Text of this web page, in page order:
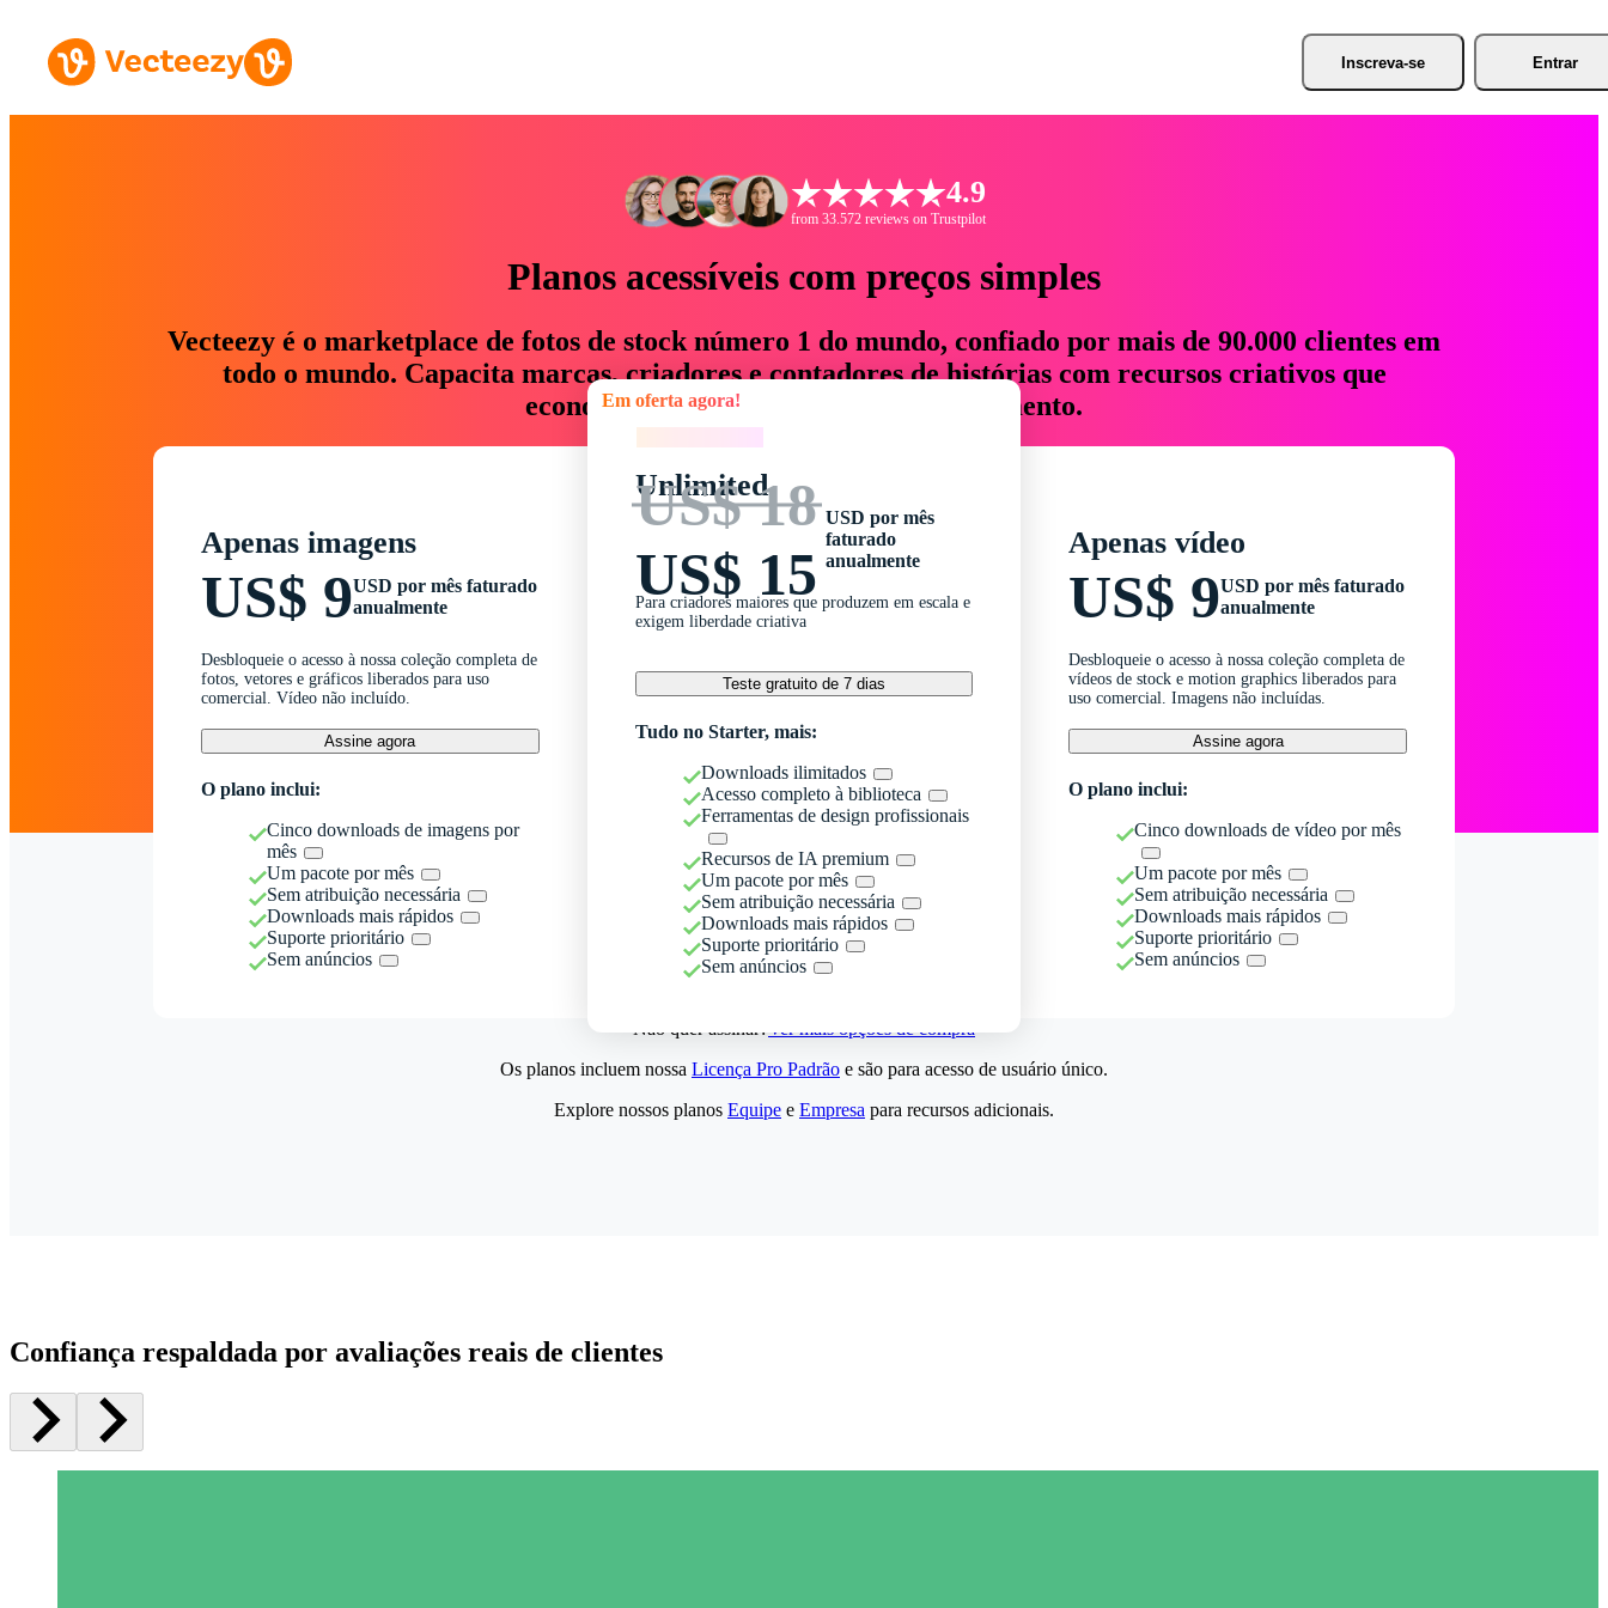
Inscreva-se Entrar
4.9
from 33.572 reviews on Trustpilot
Planos acessíveis com preços simples
Vecteezy é o marketplace de fotos de stock número 1 do mundo, confiado por mais de 90.000 clientes em
todo o mundo. Capacita marcas, criadores e contadores de histórias com recursos criativos que
economizam até 76% em tempo e orçamento.
Apenas imagens
US$ 9USD por mês faturado
anualmente
Desbloqueie o acesso à nossa coleção completa de
fotos, vetores e gráficos liberados para uso
comercial. Vídeo não incluído.
Assine agora
O plano inclui:
Cinco downloads de imagens por
mês
Um pacote por mês
Sem atribuição necessária
Downloads mais rápidos
Suporte prioritário
Sem anúncios
Em oferta agora!
Unlimited
US$ 18
US$ 15
USD por mês
faturado
anualmente
Para criadores maiores que produzem em escala e
exigem liberdade criativa
Teste gratuito de 7 dias
Tudo no Starter, mais:
Downloads ilimitados
Acesso completo à biblioteca
Ferramentas de design profissionais
Recursos de IA premium
Um pacote por mês
Sem atribuição necessária
Downloads mais rápidos
Suporte prioritário
Sem anúncios
Apenas vídeo
US$ 9USD por mês faturado
anualmente
Desbloqueie o acesso à nossa coleção completa de
vídeos de stock e motion graphics liberados para
uso comercial. Imagens não incluídas.
Assine agora
O plano inclui:
Cinco downloads de vídeo por mês
Um pacote por mês
Sem atribuição necessária
Downloads mais rápidos
Suporte prioritário
Sem anúncios
Não quer assinar?Ver mais opções de compra
Os planos incluem nossa Licença Pro Padrão e são para acesso de usuário único.
Explore nossos planos Equipe e Empresa para recursos adicionais.
Confiança respaldada por avaliações reais de clientes